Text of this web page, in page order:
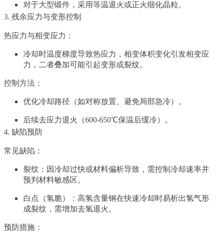
对于大型锻件，采用等温退火或正火细化晶粒。
3. 残余应力与变形控制
热应力与相变应力：
冷却时温度梯度导致热应力，相变体积变化引发相变应
力，二者叠加可能引起变形或裂纹。
控制方法：
优化冷却路径（如对称放置、避免局部急冷）。
后续去应力退火（600-650℃保温后缓冷）。
4. 缺陷预防
常见缺陷：
裂纹：因冷却过快或材料偏析导致，需控制冷却速率并
预判材料敏感区。
白点（氢脆）：高氢含量钢在快速冷却时易析出氢气形
成裂纹，需增加去氢退火。
预防措施：